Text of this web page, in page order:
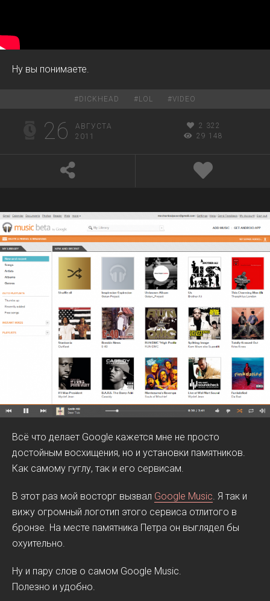
Ну вы понимаете.
# DICKHEAD # LOL #VIDEO
26
АВГУСТА
2011
2 322
29 148
Всё что делает Google кажется мне не просто
достойным восхищения, но и установки памятников.
Как самому гуглу, так и его сервисам.
В этот раз мой восторг вызвал Google Music . Я так и
вижу огромный логотип этого сервиса отлитого в
бронзе. На месте памятника Петра он выглядел бы
охуительно.
Ну и пару слов о самом Google Music.
Полезно и удобно.